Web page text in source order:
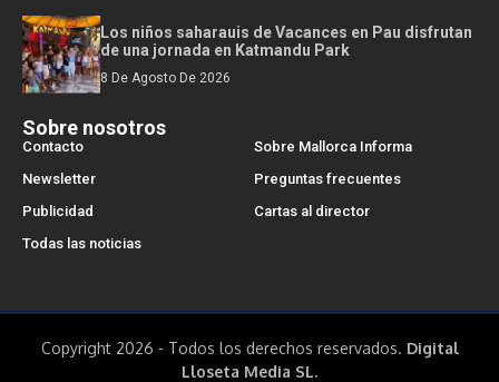
Los niños saharauis de Vacances en Pau disfrutan
de una jornada en Katmandu Park
8 De Agosto De 2026
Sobre nosotros
Contacto
Sobre Mallorca Informa
Newsletter
Preguntas frecuentes
Publicidad
Cartas al director
Todas las noticias
Copyright 2026 - Todos los derechos reservados. Digital
Lloseta Media SL.